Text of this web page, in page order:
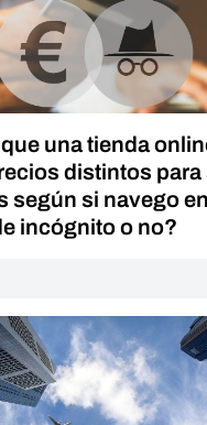
una tienda
distintos para
según si navego
incógnito o no?